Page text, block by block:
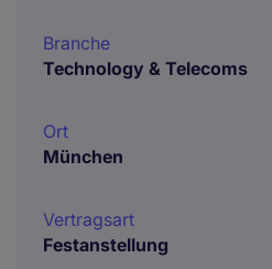
Branche
Technology & Telecoms
Ort
München
Vertragsart
Festanstellung